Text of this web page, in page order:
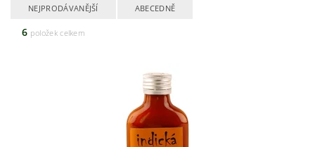
NEJPRODÁVANĚJŠÍ ABECEDNĚ
6 položek celkem